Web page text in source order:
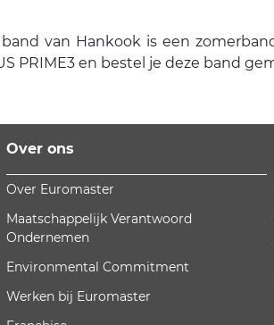
band van Hankook is een
PRIME3 en bestel je deze band
Over ons
Over Euromaster
Maatschappelijk Verantwoord
Ondernemen
Environmental Commitment
Werken bij Euromaster